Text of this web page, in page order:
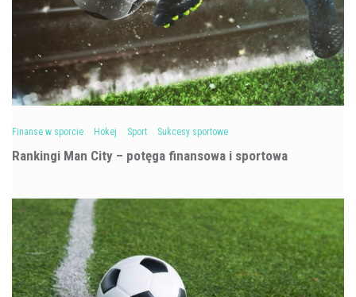
Finanse w sporcie Hokej Sport Sukcesy sportowe
Rankingi Man City – potęga finansowa i sportowa